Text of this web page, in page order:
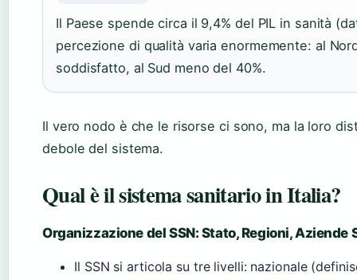
Il Paese spende circa il 9,4% del PIL in sanità
percezione di qualità varia enormemente: al
soddisfatto, al Sud meno del 40%.
Il vero nodo è che le risorse ci sono, ma la loro
debole del sistema.
Qual è il sistema sanitario in Italia?
Organizzazione del SSN: Stato, Regioni, Aziende
Il SSN si articola su tre livelli: nazionale